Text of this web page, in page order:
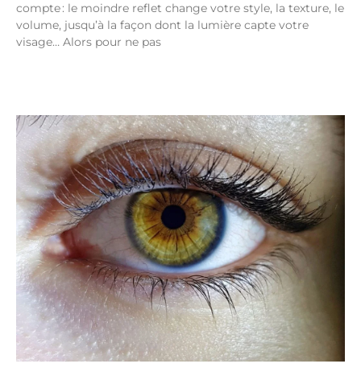
compte : le moindre reflet change votre style, la texture, le
volume, jusqu’à la façon dont la lumière capte votre
visage… Alors pour ne pas